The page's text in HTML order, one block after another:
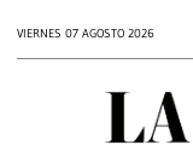
VIERNES 07 AGOSTO 2026